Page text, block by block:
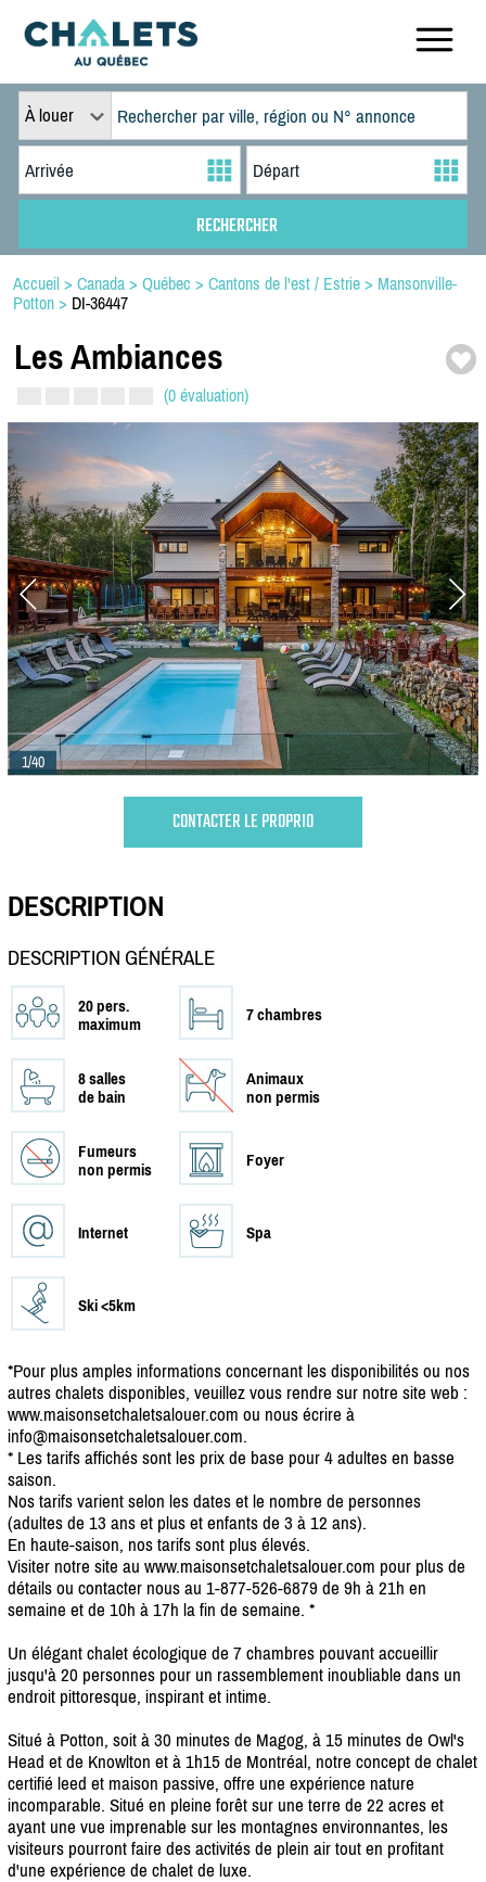
À louer
Accueil > Canada > Québec > Cantons de l'est / Estrie > Mansonville-
Potton > DI-36447
Les Ambiances
(0 évaluation)
1/40
CONTACTER LE PROPRIO
DESCRIPTION
DESCRIPTION GÉNÉRALE
20 pers.
maximum
7 chambres
8 salles
de bain
Animaux
non permis
Fumeurs
non permis
Foyer
Internet Spa
Ski <5km
*Pour plus amples informations concernant les disponibilités ou nos
autres chalets disponibles, veuillez vous rendre sur notre site web :
www.maisonsetchaletsalouer.com ou nous écrire à
info@maisonsetchaletsalouer.com.
* Les tarifs affichés sont les prix de base pour 4 adultes en basse
saison.
Nos tarifs varient selon les dates et le nombre de personnes
(adultes de 13 ans et plus et enfants de 3 à 12 ans).
En haute-saison, nos tarifs sont plus élevés.
Visiter notre site au www.maisonsetchaletsalouer.com pour plus de
détails ou contacter nous au 1-877-526-6879 de 9h à 21h en
semaine et de 10h à 17h la fin de semaine. *
Un élégant chalet écologique de 7 chambres pouvant accueillir
jusqu'à 20 personnes pour un rassemblement inoubliable dans un
endroit pittoresque, inspirant et intime.
Situé à Potton, soit à 30 minutes de Magog, à 15 minutes de Owl's
Head et de Knowlton et à 1h15 de Montréal, notre concept de chalet
certifié leed et maison passive, offre une expérience nature
incomparable. Situé en pleine forêt sur une terre de 22 acres et
ayant une vue imprenable sur les montagnes environnantes, les
visiteurs pourront faire des activités de plein air tout en profitant
d'une expérience de chalet de luxe.